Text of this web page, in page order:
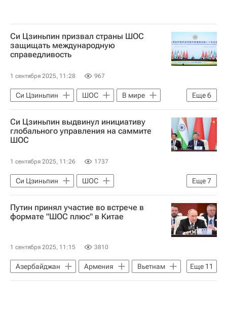
Си Цзиньпин призвал страны ШОС
защищать международную
справедливость
1 сентября 2025, 11:28 967
Еще6
Си Цзиньпин ШОС
В мире
Китай
Тяньцзинь
Азербайджан
Евразийская экономическая комиссия
ООН
Си Цзиньпин выдвинул инициативу
глобального управления на саммите
ШОС
1 сентября 2025, 11:26 1737
Еще7
Си Цзиньпин
ШОС
Саммит ШОС в Китае в 2025 году
В мире
Китай
Азербайджан
Евразийская экономическая комиссия
Путин принял участие во встрече в
формате "ШОС плюс" в Китае
1 сентября 2025, 11:15 3810
Еще 11
Азербайджан Армения
Вьетнам
Евразийская экономическая комиссия